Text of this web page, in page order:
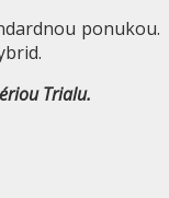
ponukou.
Trialu.